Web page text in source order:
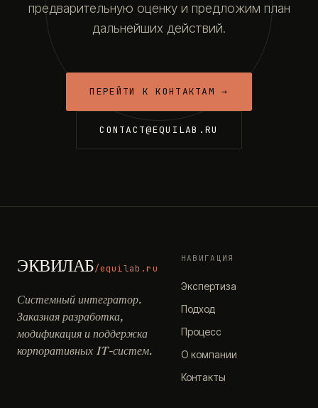
предварительную оценку и предложим план
дальнейших действий.
ПЕРЕЙТИ К КОНТАКТАМ →
CONTACT@EQUILAB.RU
ЭКВИЛАБ/equilab.ru
Системный интегратор.
Заказная разработка,
модификация и поддержка
корпоративных IT-систем.
НАВИГАЦИЯ
Экспертиза
Подход
Процесс
О компании
Контакты